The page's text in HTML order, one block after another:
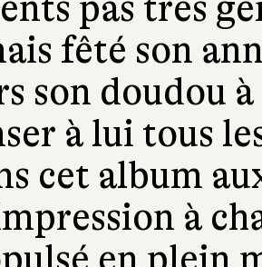
fêté son
son doudou
à lui tous
cet album
à